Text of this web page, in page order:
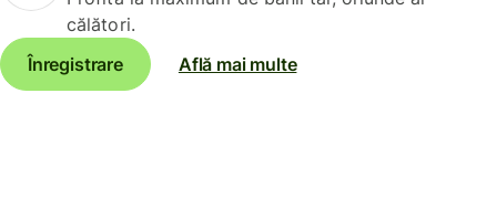
călători.
Înregistrare
Află mai multe